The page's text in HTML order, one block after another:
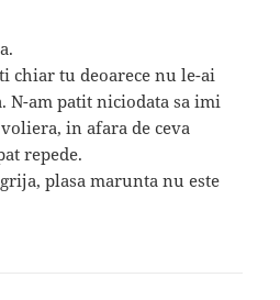
chiar tu deoarece nu le-ai
N-am patit niciodata sa imi
in afara de ceva
repede.
plasa marunta nu este